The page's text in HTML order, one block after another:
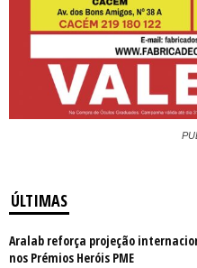
ÚLTIMAS
Aralab reforça projeção
nos Prémios Heróis PME